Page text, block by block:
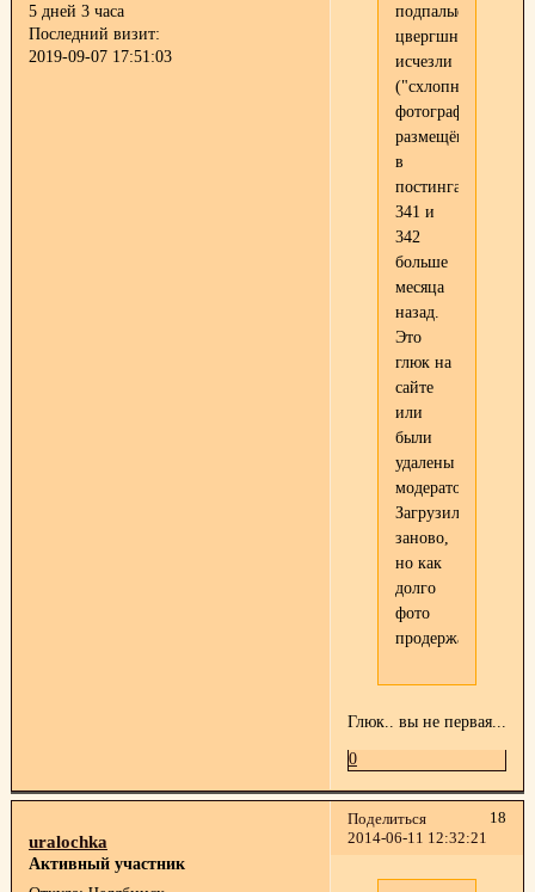
5 дней 3 часа
Последний визит:
2019-09-07 17:51:03
подпалые
цвергшнауцеры"
исчезли
("схлопнулись")
фотографии,
размещённые
в
постингах
341 и
342
больше
месяца
назад.
Это
глюк на
сайте
или
были
удалены
модератором?
Загрузила
заново,
но как
долго
фото
продержаться?
Глюк.. вы не первая...
0
Поделиться
18
2014-06-11 12:32:21
uralochka
Активный участник